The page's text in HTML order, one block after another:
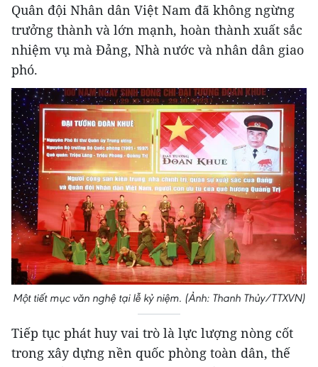
Quân đội Nhân dân Việt Nam đã không ngừng
trưởng thành và lớn mạnh, hoàn thành xuất sắc
nhiệm vụ mà Đảng, Nhà nước và nhân dân giao
phó.
Một tiết mục văn nghệ tại lễ kỷ niệm. (Ảnh: Thanh Thủy/TTXVN)
Tiếp tục phát huy vai trò là lực lượng nòng cốt
trong xây dựng nền quốc phòng toàn dân, thế